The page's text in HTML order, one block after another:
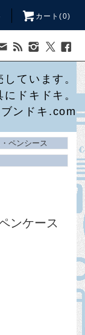
カート(0)
ています。
にドキドキ。
ブンドキ.com
ペンシース
ンケース